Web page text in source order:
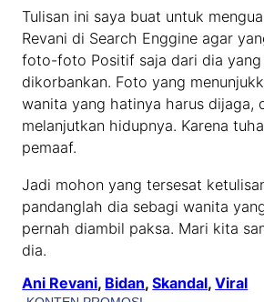
Tulisan ini saya buat untuk
Revani di Search Enggine agar
foto-foto Positif saja dari dia yang
dikorbankan. Foto yang
wanita yang hatinya harus dijaga,
melanjutkan hidupnya. Karena
pemaaf.
Jadi mohon yang tersesat
pandanglah dia sebagi wanita
pernah diambil paksa. Mari kita
dia.
Ani Revani, Bidan, Skandal, Viral